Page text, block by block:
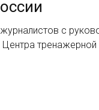
с
тренажерной